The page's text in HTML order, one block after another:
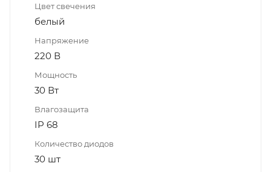
Цвет свечения
белый
Напряжение
220 В
Мощность
30 Вт
Влагозащита
IP 68
Количество диодов
30 шт